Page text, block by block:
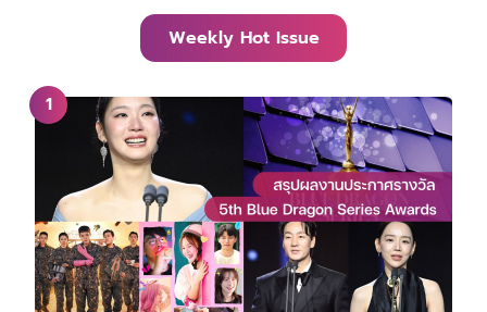
Weekly Hot Issue